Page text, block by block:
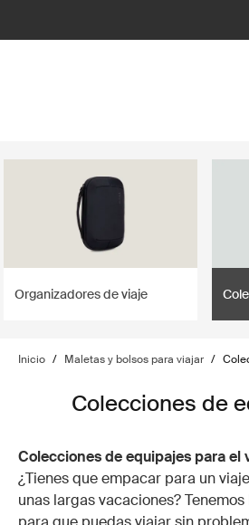
Organizadores de viaje
Inicio / Maletas y bolsos para viajar /
Colecciones de
Colecciones de equipajes para el
¿Tienes que empacar para un
unas largas vacaciones?